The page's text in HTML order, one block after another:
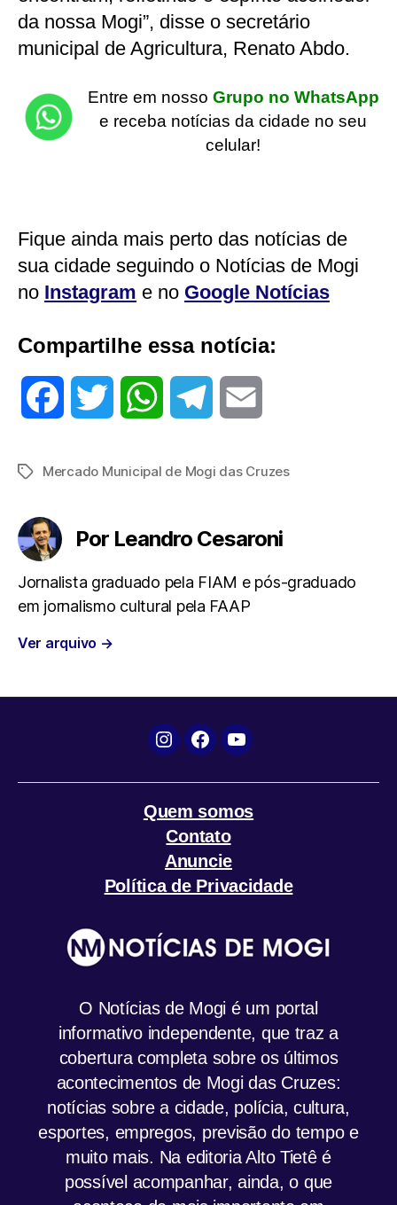
da nossa Mogi”, disse o secretário
municipal de Agricultura, Renato Abdo.
Entre em nosso Grupo no WhatsApp
e receba notícias da cidade no seu
celular!
Fique ainda mais perto das notícias de
sua cidade seguindo o Notícias de Mogi
no Instagram e no Google Notícias
Compartilhe essa notícia:
o
o
k
e A
p
r
m
TagsMercado Municipal de Mogi das Cruzes
Por Leandro Cesaroni
Jornalista graduado pela FIAM e pós-graduado
em jornalismo cultural pela FAAP
Ver arquivo →
Instagram
FacebookYouTube
Quem somos
Contato
Anuncie
Política de Privacidade
O Notícias de Mogi é um portal
informativo independente, que traz a
cobertura completa sobre os últimos
acontecimentos de Mogi das Cruzes:
notícias sobre a cidade, polícia, cultura,
esportes, empregos, previsão do tempo e
muito mais. Na editoria Alto Tietê é
possível acompanhar, ainda, o que